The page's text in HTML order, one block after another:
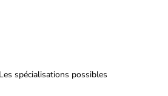
Les spécialisations possibles